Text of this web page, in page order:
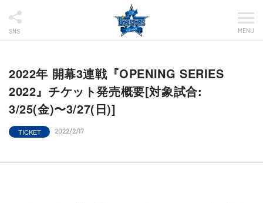
SNS MENU
2022年 開幕3連戦『OPENING SERIES
2022』チケット発売概要[対象試合:
3/25(金)〜3/27(日)]
TICKET 2022/2/17